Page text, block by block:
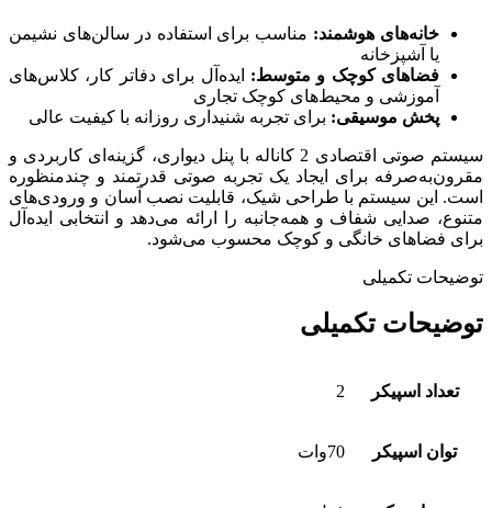
خانه‌های هوشمند: مناسب برای استفاده در سالن‌های نشیمن
یا آشپزخانه
فضاهای کوچک و متوسط: ایده‌آل برای دفاتر کار، کلاس‌های
آموزشی و محیط‌های کوچک تجاری
پخش موسیقی: برای تجربه شنیداری روزانه با کیفیت عالی
سیستم صوتی اقتصادی 2 کاناله با پنل دیواری، گزینه‌ای کاربردی و
مقرون‌به‌صرفه برای ایجاد یک تجربه صوتی قدرتمند و چندمنظوره
است. این سیستم با طراحی شیک، قابلیت نصب آسان و ورودی‌های
متنوع، صدایی شفاف و همه‌جانبه را ارائه می‌دهد و انتخابی ایده‌آل
برای فضاهای خانگی و کوچک محسوب می‌شود.
توضیحات تکمیلی
توضیحات تکمیلی
تعداد اسپیکر 2
توان اسپیکر 70وات